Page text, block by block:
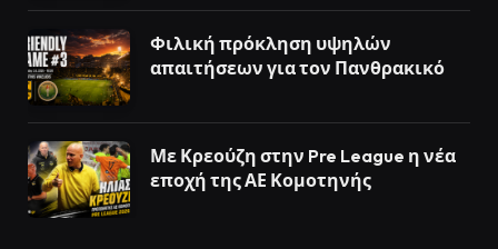
Φιλική πρόκληση υψηλών
απαιτήσεων για τον Πανθρακικό
Με Κρεούζη στην Pre League η νέα
εποχή της ΑΕ Κομοτηνής